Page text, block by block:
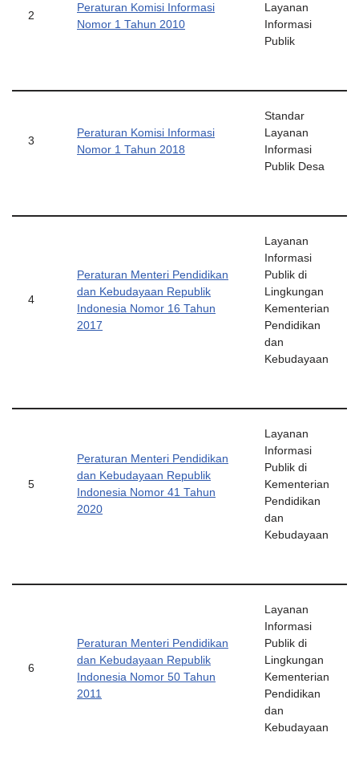
2
Peraturan Komisi Informasi
Nomor 1 Tahun 2010
Layanan
Informasi
Publik
3
Peraturan Komisi Informasi
Nomor 1 Tahun 2018
Standar
Layanan
Informasi
Publik Desa
4
Peraturan Menteri Pendidikan
dan Kebudayaan Republik
Indonesia Nomor 16 Tahun
2017
Layanan
Informasi
Publik di
Lingkungan
Kementerian
Pendidikan
dan
Kebudayaan
5
Peraturan Menteri Pendidikan
dan Kebudayaan Republik
Indonesia Nomor 41 Tahun
2020
Layanan
Informasi
Publik di
Kementerian
Pendidikan
dan
Kebudayaan
6
Peraturan Menteri Pendidikan
dan Kebudayaan Republik
Indonesia Nomor 50 Tahun
2011
Layanan
Informasi
Publik di
Lingkungan
Kementerian
Pendidikan
dan
Kebudayaan